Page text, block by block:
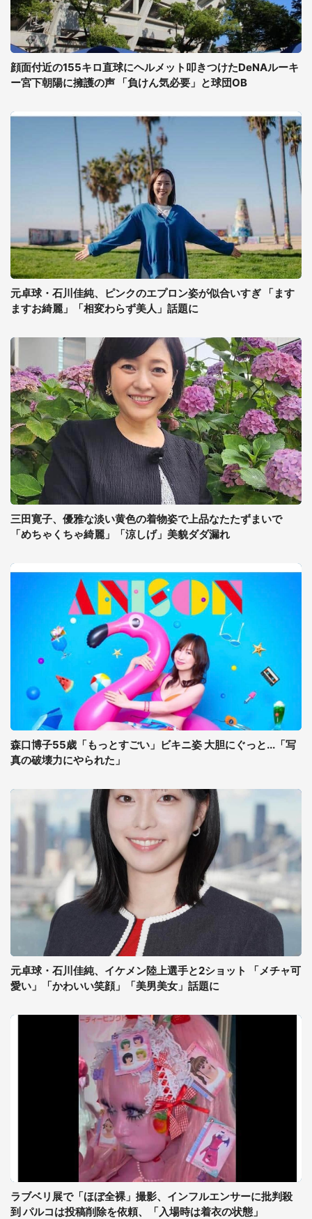
顔面付近の155キロ直球にヘルメット叩きつけたDeNAルーキ
ー宮下朝陽に擁護の声 「負けん気必要」と球団OB
元卓球・石川佳純、ピンクのエプロン姿が似合いすぎ 「ます
ますお綺麗」「相変わらず美人」話題に
三田寛子、優雅な淡い黄色の着物姿で上品なたたずまいで
「めちゃくちゃ綺麗」「涼しげ」美貌ダダ漏れ
森口博子55歳「もっとすごい」ビキニ姿 大胆にぐっと...「写
真の破壊力にやられた」
元卓球・石川佳純、イケメン陸上選手と2ショット 「メチャ可
愛い」「かわいい笑顔」「美男美女」話題に
ラブベリ展で「ほぼ全裸」撮影、インフルエンサーに批判殺
到 パルコは投稿削除を依頼、「入場時は着衣の状態」